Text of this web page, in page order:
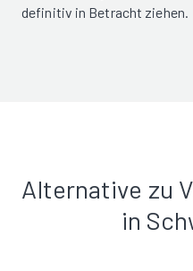
definitiv in Betracht ziehen.
Alternative zu
in